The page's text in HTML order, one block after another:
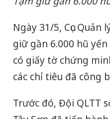
Ngày 31/5, Cục
giữ gần 6.000 hũ
có giấy tờ chứng
các chỉ tiêu đã công
Trước đó, Đội QLTT